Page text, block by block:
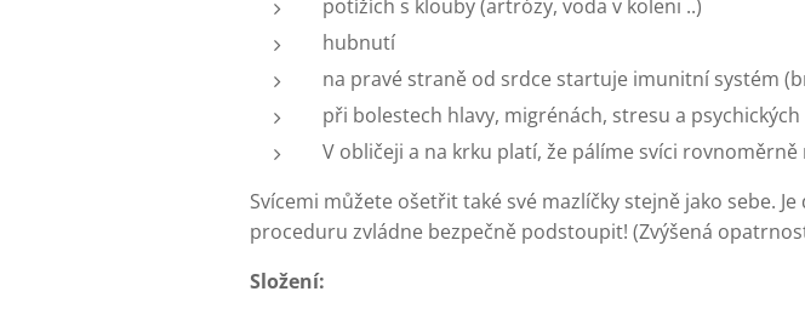
potížích s klouby (artrózy, voda v koleni ..)
hubnutí
na pravé straně od srdce startuje imunitní systém
při bolestech hlavy, migrénách, stresu a
V obličeji a na krku platí, že pálíme svíci
Svícemi můžete ošetřit také své mazlíčky stejně jako sebe.
proceduru zvládne bezpečně podstoupit! (Zvýšená
Složení: